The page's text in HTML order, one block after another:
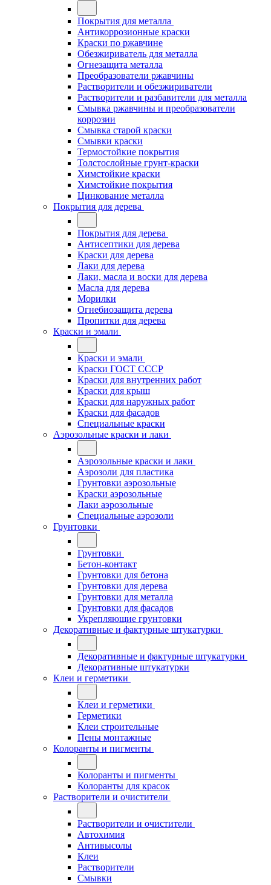
Покрытия для металла
Антикоррозионные краски
Краски по ржавчине
Обезжириватель для металла
Огнезащита металла
Преобразователи ржавчины
Растворители и обезжириватели
Растворители и разбавители для металла
Смывка ржавчины и преобразователи
коррозии
Смывка старой краски
Смывки краски
Термостойкие покрытия
Толстослойные грунт-краски
Химстойкие краски
Химстойкие покрытия
Цинкование металла
Покрытия для дерева
Покрытия для дерева
Антисептики для дерева
Краски для дерева
Лаки для дерева
Лаки, масла и воски для дерева
Масла для дерева
Морилки
Огнебиозащита дерева
Пропитки для дерева
Краски и эмали
Краски и эмали
Краски ГОСТ СССР
Краски для внутренних работ
Краски для крыш
Краски для наружных работ
Краски для фасадов
Специальные краски
Аэрозольные краски и лаки
Аэрозольные краски и лаки
Аэрозоли для пластика
Грунтовки аэрозольные
Краски аэрозольные
Лаки аэрозольные
Специальные аэрозоли
Грунтовки
Грунтовки
Бетон-контакт
Грунтовки для бетона
Грунтовки для дерева
Грунтовки для металла
Грунтовки для фасадов
Укрепляющие грунтовки
Декоративные и фактурные штукатурки
Декоративные и фактурные штукатурки
Декоративные штукатурки
Клеи и герметики
Клеи и герметики
Герметики
Клеи строительные
Пены монтажные
Колоранты и пигменты
Колоранты и пигменты
Колоранты для красок
Растворители и очистители
Растворители и очистители
Автохимия
Антивысолы
Клеи
Растворители
Смывки